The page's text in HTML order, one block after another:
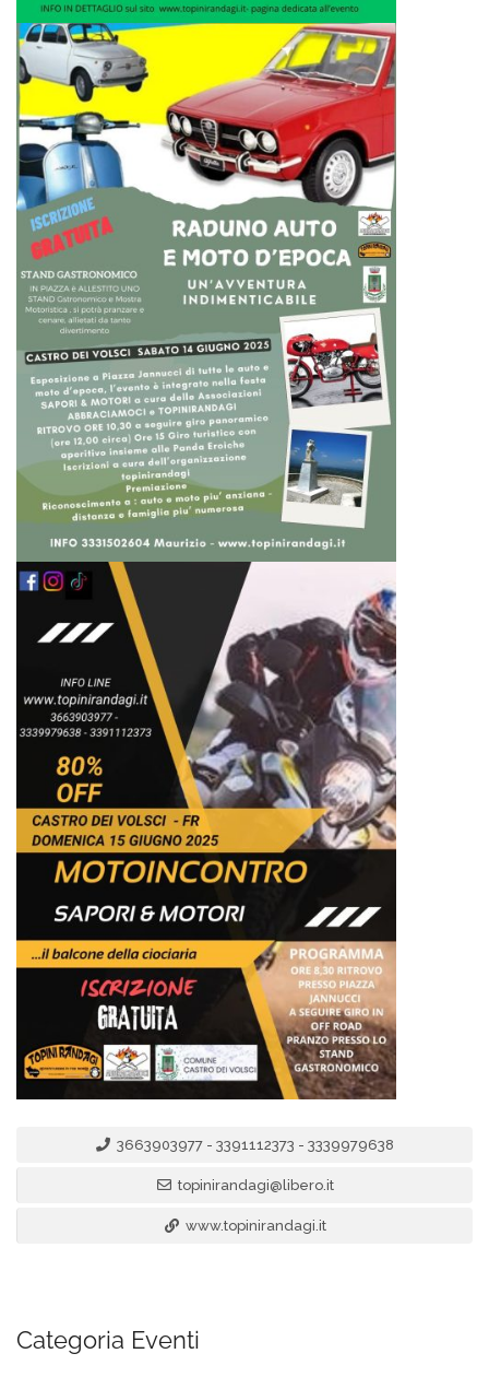
3663903977 - 3391112373 - 3339979638
topinirandagi@libero.it
www.topinirandagi.it
Categoria Eventi